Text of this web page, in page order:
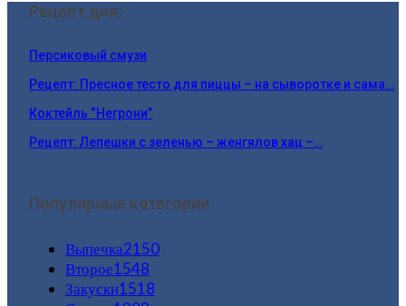
Рецепт дня:
Персиковый смузи
Рецепт: Пресное тесто для пиццы – на сыворотке и сама…
Коктейль “Негрони”
Рецепт: Лепешки с зеленью – женгялов хац –…
Популярные категории
Выпечка2150
Второе1548
Закуски1518